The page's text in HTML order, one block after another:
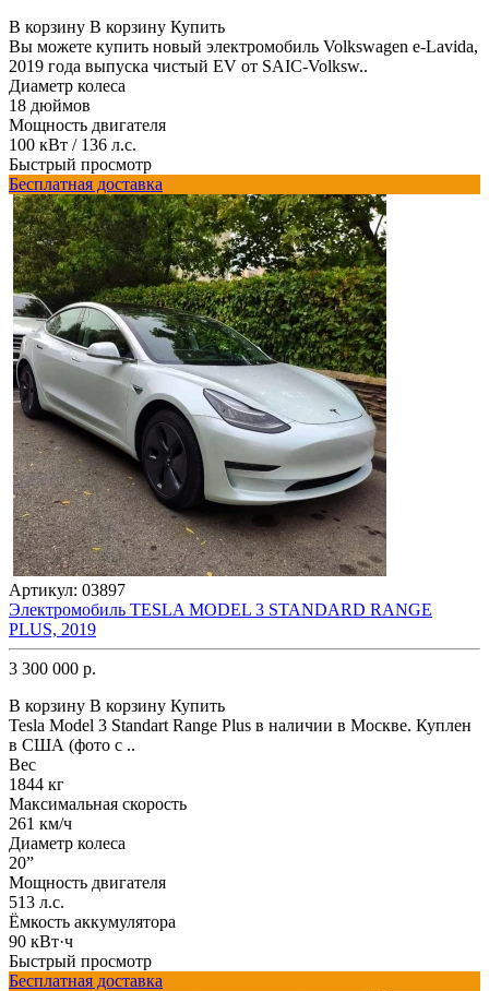
В корзину В корзину Купить
Вы можете купить новый электромобиль Volkswagen e-Lavida,
2019 года выпуска чистый EV от SAIC-Volksw..
Диаметр колеса
18 дюймов
Мощность двигателя
100 кВт / 136 л.с.
Быстрый просмотр
Бесплатная доставка
Артикул: 03897
Электромобиль TESLA MODEL 3 STANDARD RANGE
PLUS, 2019
3 300 000 р.
В корзину В корзину Купить
Tesla Model 3 Standart Range Plus в наличии в Москве. Куплен
в США (фото с ..
Вес
1844 кг
Максимальная скорость
261 км/ч
Диаметр колеса
20”
Мощность двигателя
513 л.с.
Ёмкость аккумулятора
90 кВт·ч
Быстрый просмотр
Бесплатная доставка